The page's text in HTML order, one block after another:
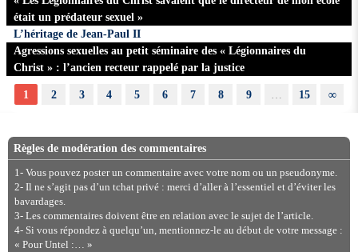
était un prédateur sexuel »
L’héritage de Jean-Paul II
Agressions sexuelles au petit séminaire des « Légionnaires du
Christ » : l’ancien recteur rappelé par la justice
1 2 3 4 5 6 7 8 9 … 15 ∞
Règles de modération des commentaires
1- Vous pouvez poster un commentaire avec votre nom ou un pseudonyme.
2- Il ne s’agit pas d’un tchat privé : merci d’aller à l’essentiel et d’éviter les
bavardages.
3- Les commentaires doivent être en relation avec le sujet de l’article.
4- Si vous répondez à quelqu’un, mentionnez-le au début de votre message :
« Pour Untel :… »